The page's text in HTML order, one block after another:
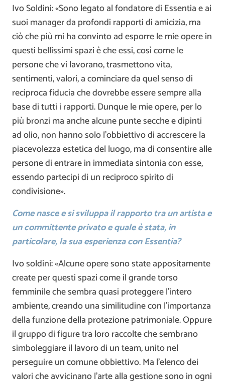
Ivo Soldini: «Sono legato al fondatore di Essentia e ai
suoi manager da profondi rapporti di amicizia, ma
ciò che più mi ha convinto ad esporre le mie opere in
questi bellissimi spazi è che essi, così come le
persone che vi lavorano, trasmettono vita,
sentimenti, valori, a cominciare da quel senso di
reciproca fiducia che dovrebbe essere sempre alla
base di tutti i rapporti. Dunque le mie opere, per lo
più bronzi ma anche alcune punte secche e dipinti
ad olio, non hanno solo l’obbiettivo di accrescere la
piacevolezza estetica del luogo, ma di consentire alle
persone di entrare in immediata sintonia con esse,
essendo partecipi di un reciproco spirito di
condivisione».
Come nasce e si sviluppa il rapporto tra un artista e
un committente privato e quale è stata, in
particolare, la sua esperienza con Essentia?
Ivo soldini: «Alcune opere sono state appositamente
create per questi spazi come il grande torso
femminile che sembra quasi proteggere l’intero
ambiente, creando una similitudine con l’importanza
della funzione della protezione patrimoniale. Oppure
il gruppo di figure tra loro raccolte che sembrano
simboleggiare il lavoro di un team, unito nel
perseguire un comune obbiettivo. Ma l’elenco dei
valori che avvicinano l’arte alla gestione sono in ogni